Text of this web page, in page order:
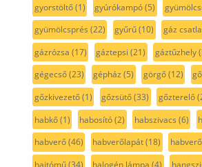
gyorstöltő(1) gyúrókampó(5)
gyümölcsprés (22) gyűrű(10) gáz
gázrózsa (17) gáztepsi (21) gáztűzhely
gégecső(23) gépház (5) görgő(12)
gőzkivezető(1) gőzsütő(33) gőzterelő
habkő(1) habosító(2) habszivacs (6)
habverő(46) habverőlapát(18)
hajtómű(34) halogén lámpa (4)